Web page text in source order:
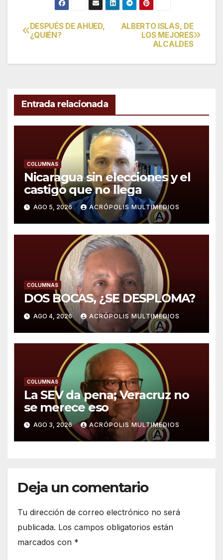
Navegación
ALBERTO ISLAS, DE
LOS MEJORES
ALCALDES
DESPUÉS DE AHUED,
¿QUIÉN?
Entrada relacionada
COLUMNAS
Nicaragua sin elecciones y el
castigo que no llega
AGO 5, 2026 ACRÓPOLIS MULTIMEDIOS
COLUMNAS
DOS BOCAS, ¿SE DESPLOMA?
AGO 4, 2026 ACRÓPOLIS MULTIMEDIOS
COLUMNAS
La SEV da pena; Veracruz no
se merece eso
AGO 3, 2026 ACRÓPOLIS MULTIMEDIOS
Deja un comentario
Tu dirección de correo electrónico no será
publicada. Los campos obligatorios están
marcados con *